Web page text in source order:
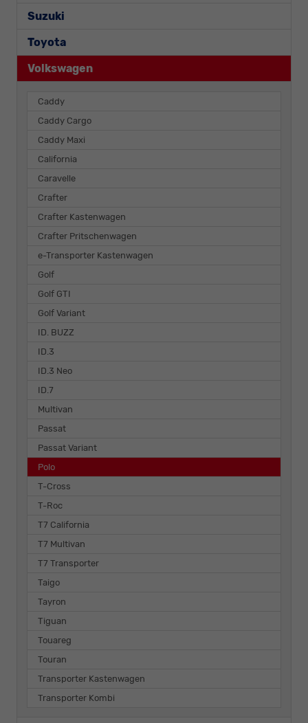
Suzuki
Toyota
Volkswagen
Caddy
Caddy Cargo
Caddy Maxi
California
Caravelle
Crafter
Crafter Kastenwagen
Crafter Pritschenwagen
e-Transporter Kastenwagen
Golf
Golf GTI
Golf Variant
ID. BUZZ
ID.3
ID.3 Neo
ID.7
Multivan
Passat
Passat Variant
Polo
T-Cross
T-Roc
T7 California
T7 Multivan
T7 Transporter
Taigo
Tayron
Tiguan
Touareg
Touran
Transporter Kastenwagen
Transporter Kombi